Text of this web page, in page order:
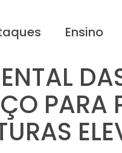
Ensino
PARA